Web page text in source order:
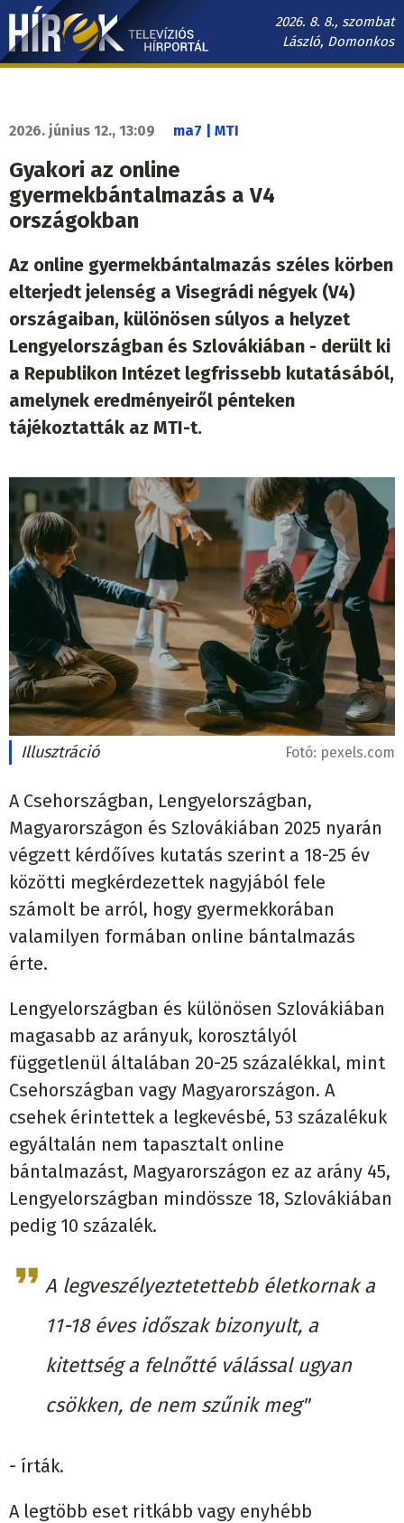
Ugrás
tartalomra
2026. 8. 8., szombat
László, Domonkos
Hírek.sk
navigáció
2026. június 12., 13:09 ma7 | MTI
Gyakori az online
gyermekbántalmazás a V4
országokban
Az online gyermekbántalmazás széles körben
elterjedt jelenség a Visegrádi négyek (V4)
országaiban, különösen súlyos a helyzet
Lengyelországban és Szlovákiában - derült ki
a Republikon Intézet legfrissebb kutatásából,
amelynek eredményeiről pénteken
tájékoztatták az MTI-t.
Illusztráció Fotó: pexels.com
A Csehországban, Lengyelországban,
Magyarországon és Szlovákiában 2025 nyarán
végzett kérdőíves kutatás szerint a 18-25 év
közötti megkérdezettek nagyjából fele
számolt be arról, hogy gyermekkorában
valamilyen formában online bántalmazás
érte.
Lengyelországban és különösen Szlovákiában
magasabb az arányuk, korosztályól
függetlenül általában 20-25 százalékkal, mint
Csehországban vagy Magyarországon. A
csehek érintettek a legkevésbé, 53 százalékuk
egyáltalán nem tapasztalt online
bántalmazást, Magyarországon ez az arány 45,
Lengyelországban mindössze 18, Szlovákiában
pedig 10 százalék.
A legveszélyeztetettebb életkornak a
11-18 éves időszak bizonyult, a
kitettség a felnőtté válással ugyan
csökken, de nem szűnik meg"
- írták.
A legtöbb eset ritkább vagy enyhébb